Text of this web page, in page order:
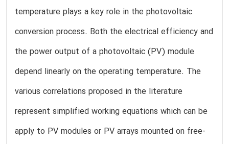
temperature plays a key role in the photovoltaic
conversion process. Both the electrical efficiency and
the power output of a photovoltaic (PV) module
depend linearly on the operating temperature. The
various correlations proposed in the literature
represent simplified working equations which can be
apply to PV modules or PV arrays mounted on free-